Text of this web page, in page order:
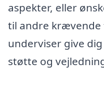
aspekter, eller
til andre krævende
underviser give
støtte og